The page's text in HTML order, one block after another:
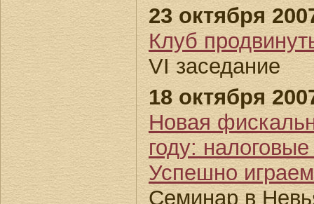
23 октября
Клуб
VI заседание
18 октября
Новая
году:
Успешно
Семинар в